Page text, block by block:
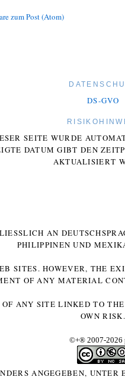
zum Post (Atom)
DS-GVO
SEITE WURDE
DATUM GIBT DEN
AKTUALISIERT
AN
HILIPPINEN UND
SITES. HOWEVER, THE
OF ANY MATERIAL
ANY SITE LINKED TO
OWN RISK.
©+® 2007-2026
ANGEGEBEN, UNTER